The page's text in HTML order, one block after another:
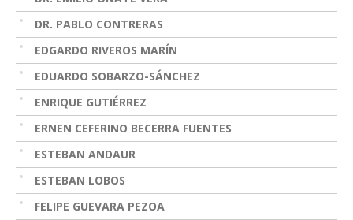
DR. PABLO CONTRERAS
EDGARDO RIVEROS MARÍN
EDUARDO SOBARZO-SÁNCHEZ
ENRIQUE GUTIÉRREZ
ERNEN CEFERINO BECERRA FUENTES
ESTEBAN ANDAUR
ESTEBAN LOBOS
FELIPE GUEVARA PEZOA